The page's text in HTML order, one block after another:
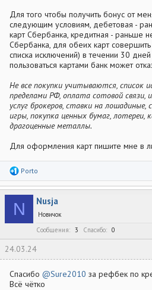
Для того чтобы получить бонус от
следующим условиям, дебетовая -
карт Сбербанка, кредитная - раньше
Сбербанка, для обеих карт
списка исключений) в течении 30
пользоваться картами банк может
Не все покупки учитываются, список
пределами РФ, оплата сотовой
услуг брокеров, ставки на лошадиные,
игры, покупка ценных бумаг,
драгоценные металлы.
Для оформления карт пишите мне в
Р
а
к
ц
и
Porto
N Nusja
Новичок
Сообщения
3 Спасибо 0
24.03.24
Спасибо @Sure2010 за рефбек по
Всё чётко